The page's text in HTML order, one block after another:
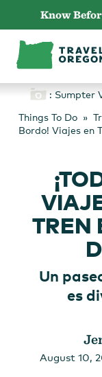
content
Know
: Sumpter
Things To Do
Bordo! Viajes en
TREN
Un
es
August 10,